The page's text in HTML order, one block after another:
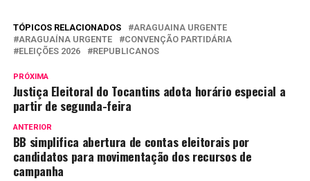
TÓPICOS RELACIONADOS
ARAGUAINA URGENTE
ARAGUAÍNA URGENTE
CONVENÇÃO PARTIDÁRIA
ELEIÇÕES 2026
REPUBLICANOS
PRÓXIMA
Justiça Eleitoral do Tocantins adota horário especial a
partir de segunda-feira
ANTERIOR
BB simplifica abertura de contas eleitorais por
candidatos para movimentação dos recursos de
campanha